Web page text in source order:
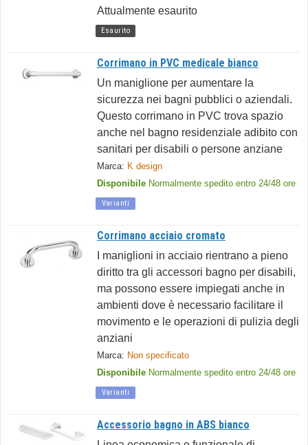
Attualmente esaurito
Esaurito
Corrimano in PVC medicale bianco
Un maniglione per aumentare la
sicurezza nei bagni pubblici o aziendali.
Questo corrimano in PVC trova spazio
anche nel bagno residenziale adibito con
sanitari per disabili o persone anziane
Marca: K design
Disponibile Normalmente spedito entro 24/48 ore
Varianti
Corrimano acciaio cromato
I maniglioni in acciaio rientrano a pieno
diritto tra gli accessori bagno per disabili,
ma possono essere impiegati anche in
ambienti dove è necessario facilitare il
movimento e le operazioni di pulizia degli
anziani
Marca: Non specificato
Disponibile Normalmente spedito entro 24/48 ore
Varianti
Accessorio bagno in ABS bianco